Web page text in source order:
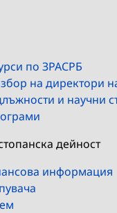
по ЗРАСРБ
на директори
и научни
дейност
информация